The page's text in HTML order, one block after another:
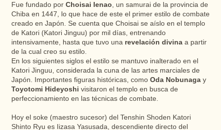
Fue fundado por Choisai Ienao, un samurai de la provincia de
Chiba en 1447, lo que hace de este el primer estilo de combate
creado en Japón. Se cuenta que Choisai se aíslo en el templo
de Katori (Katori Jinguu) por mil días, entrenando
intensivamente, hasta que tuvo una revelación divinaa partir
de la cual creo su estilo.
En los siguientes siglos el estilo se mantuvo inalterado en el
Katori Jinguu, considerada la cuna de las artes marciales de
Japón. Importantes figuras históricas, como Oda Nobunagay
Toyotomi Hideyoshi visitaron el templo en busca de
perfeccionamiento en las técnicas de combate.
Hoy el soke (maestro sucesor) del Tenshin Shoden Katori
Shinto Ryu es Iizasa Yasusada, descendiente directo del